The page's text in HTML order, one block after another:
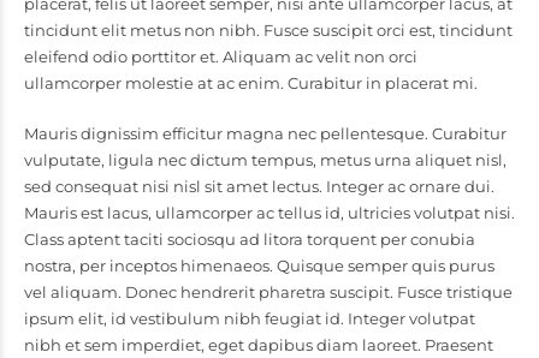
tincidunt elit metus non nibh. Fusce suscipit orci est, tincidunt
eleifend odio porttitor et. Aliquam ac velit non orci
ullamcorper molestie at ac enim. Curabitur in placerat mi.
Mauris dignissim efficitur magna nec pellentesque. Curabitur
vulputate, ligula nec dictum tempus, metus urna aliquet nisl,
sed consequat nisi nisl sit amet lectus. Integer ac ornare dui.
Mauris est lacus, ullamcorper ac tellus id, ultricies volutpat nisi.
Class aptent taciti sociosqu ad litora torquent per conubia
nostra, per inceptos himenaeos. Quisque semper quis purus
vel aliquam. Donec hendrerit pharetra suscipit. Fusce tristique
ipsum elit, id vestibulum nibh feugiat id. Integer volutpat
nibh et sem imperdiet, eget dapibus diam laoreet. Praesent